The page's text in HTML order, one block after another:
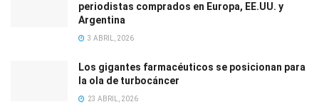
periodistas comprados en Europa, EE.UU. y
Argentina
3 ABRIL, 2026
Los gigantes farmacéuticos se posicionan para
la ola de turbocáncer
23 ABRIL, 2026